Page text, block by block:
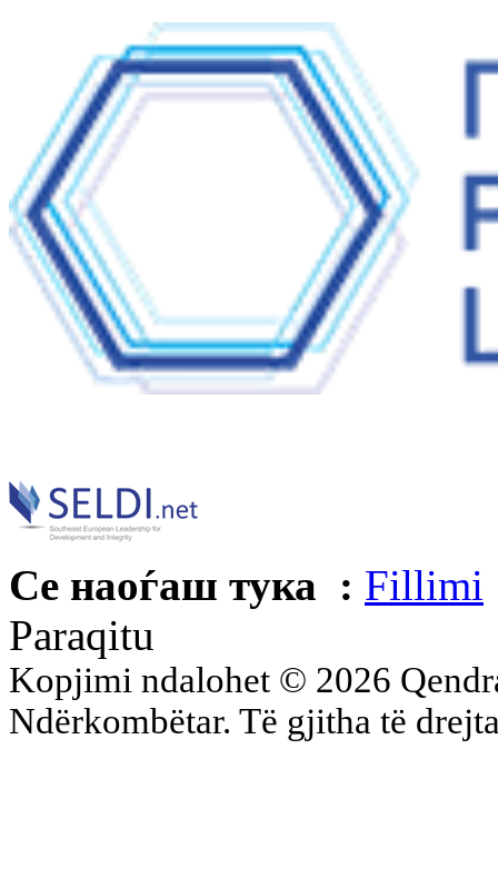
Се наоѓаш тука : Fillimi
Paraqitu
Kopjimi ndalohet © 2026
Ndërkombëtar. Të gjitha të